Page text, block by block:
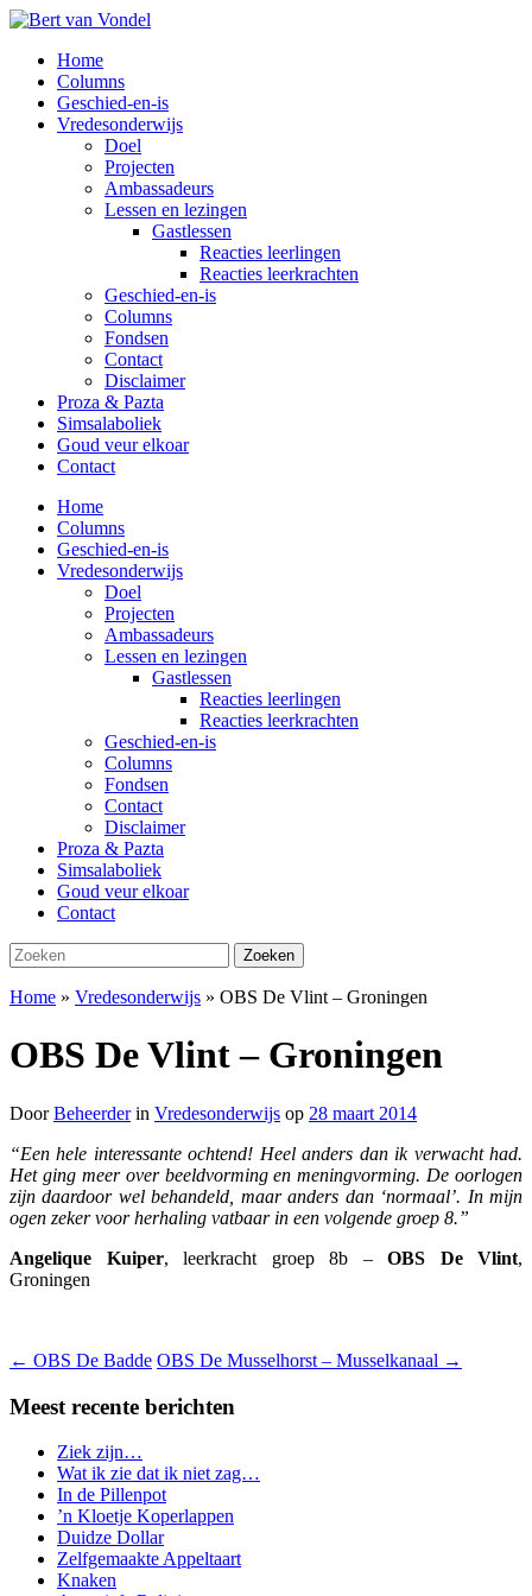
Overslaan
hoofd
inhoud
Toggle
mobiel
menu
Home
Columns
Geschied-en-is
Vredesonderwijs
Doel
Projecten
Ambassadeurs
Lessen en lezingen
Gastlessen
Reacties leerlingen
Reacties leerkrachten
Geschied-en-is
Columns
Fondsen
Contact
Disclaimer
Proza & Pazta
Simsalaboliek
Goud veur elkoar
Contact
Home
Columns
Geschied-en-is
Vredesonderwijs
Doel
Projecten
Ambassadeurs
Lessen en lezingen
Gastlessen
Reacties leerlingen
Reacties leerkrachten
Geschied-en-is
Columns
Fondsen
Contact
Disclaimer
Proza & Pazta
Simsalaboliek
Goud veur elkoar
Contact
Zoeken
naar:
Zoeken
Home » Vredesonderwijs » OBS De Vlint – Groningen
OBS De Vlint – Groningen
DoorBeheerder in Vredesonderwijs op 28 maart 2014
“Een hele interessante ochtend! Heel anders dan ik verwacht had.
Het ging meer over beeldvorming en meningvorming. De oorlogen
zijn daardoor wel behandeld, maar anders dan ‘normaal’. In mijn
ogen zeker voor herhaling vatbaar in een volgende groep 8.”
Angelique Kuiper, leerkracht groep 8b – OBS De Vlint,
Groningen
← OBS De Badde OBS De Musselhorst – Musselkanaal →
Meest recente berichten
Ziek zijn…
Wat ik zie dat ik niet zag…
In de Pillenpot
’n Kloetje Koperlappen
Duidze Dollar
Zelfgemaakte Appeltaart
Knaken